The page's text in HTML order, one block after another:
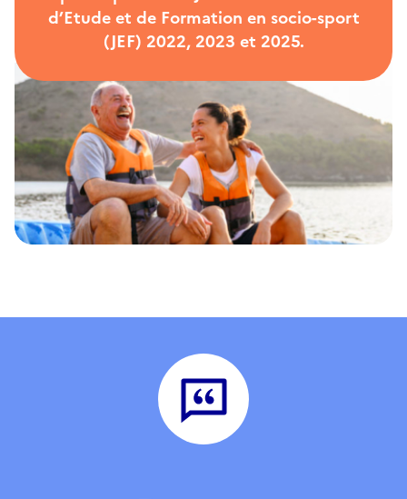
d’Etude et de Formation en socio-sport
(JEF) 2022, 2023 et 2025.